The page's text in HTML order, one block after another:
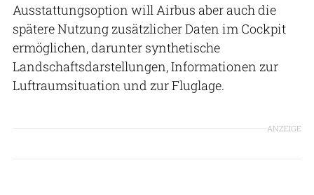
Ausstattungsoption will Airbus aber auch die
spätere Nutzung zusätzlicher Daten im Cockpit
ermöglichen, darunter synthetische
Landschaftsdarstellungen, Informationen zur
Luftraumsituation und zur Fluglage.
ANZEIGE